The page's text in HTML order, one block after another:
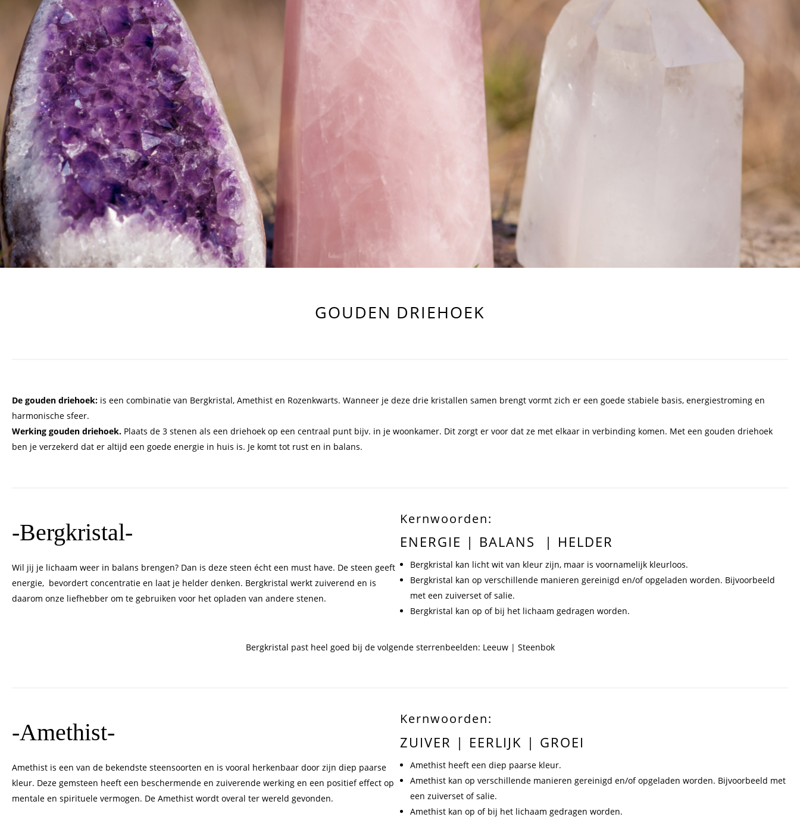
GOUDEN DRIEHOEK
De gouden driehoek: is een combinatie van Bergkristal, Amethist en Rozenkwarts. Wanneer je deze drie kristallen samen brengt vormt zich er een goede stabiele basis, energiestroming en
harmonische sfeer.
Werking gouden driehoek. Plaats de 3 stenen als een driehoek op een centraal punt bijv. in je woonkamer. Dit zorgt er voor dat ze met elkaar in verbinding komen. Met een gouden driehoek
ben je verzekerd dat er altijd een goede energie in huis is. Je komt tot rust en in balans.
-Bergkristal-
Wil jij je lichaam weer in balans brengen? Dan is deze steen écht een must have. De steen geeft
energie, bevordert concentratie en laat je helder denken. Bergkristal werkt zuiverend en is
daarom onze liefhebber om te gebruiken voor het opladen van andere stenen.
Kernwoorden:
ENERGIE | BALANS | HELDER
Bergkristal kan licht wit van kleur zijn, maar is voornamelijk kleurloos.
Bergkristal kan op verschillende manieren gereinigd en/of opgeladen worden. Bijvoorbeeld
met een zuiverset of salie.
Bergkristal kan op of bij het lichaam gedragen worden.
Bergkristal past heel goed bij de volgende sterrenbeelden: Leeuw | Steenbok
-Amethist-
Amethist is een van de bekendste steensoorten en is vooral herkenbaar door zijn diep paarse
kleur. Deze gemsteen heeft een beschermende en zuiverende werking en een positief effect op
mentale en spirituele vermogen. De Amethist wordt overal ter wereld gevonden.
Kernwoorden:
ZUIVER | EERLIJK | GROEI
Amethist heeft een diep paarse kleur.
Amethist kan op verschillende manieren gereinigd en/of opgeladen worden. Bijvoorbeeld met
een zuiverset of salie.
Amethist kan op of bij het lichaam gedragen worden.